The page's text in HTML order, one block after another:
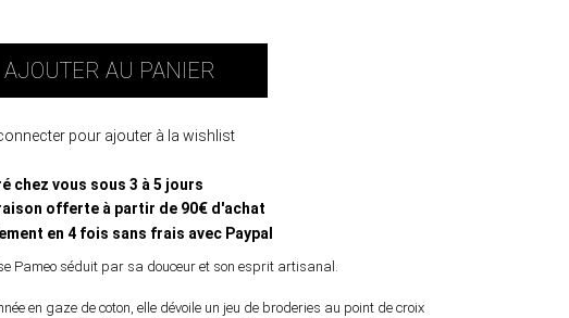
AJOUTER AU PANIER
pour ajouter à la wishlist
chez vous sous 3 à 5 jours
offerte à partir de 90€ d'achat
en 4 fois sans frais avec Paypal
Pameo séduit par sa douceur et son esprit artisanal.
en gaze de coton, elle dévoile un jeu de broderies au point de croix